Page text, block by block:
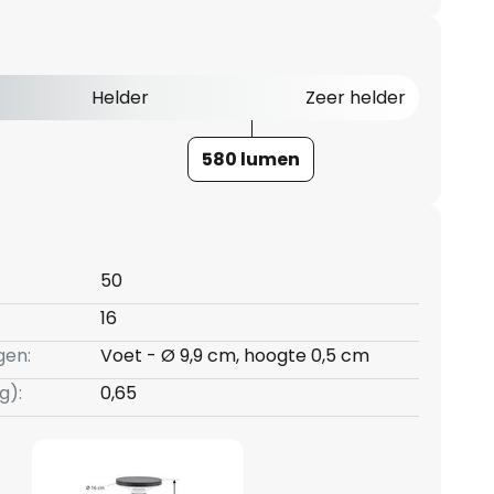
Helder Zeer helder
580 lumen
50
16
Voet - Ø 9,9 cm, hoogte 0,5 cm
0,65